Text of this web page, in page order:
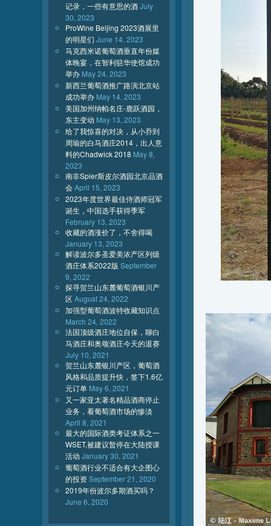
记录，一些有意思的酒July
30, 2023
ProWine Beijing 2023酒展里
的明星们 June 14, 2023
马克西米诺葡萄酒垂直年份媒
体晚宴，在智利驻华使馆成功
举办 May 24, 2023
新西兰葡萄酒推广路演北京站
成功举办 May 14, 2023
美国加州纳帕名庄-鹿跃酒园，
东主变动 May 13, 2023
给了我惊喜的对决，从小乔到
周瑜的白马酒庄2014，出人意
料的Chadwick 2018 May 8,
2023
南非Spier斯皮尔酒园北京品酒
会April 15, 2023
2023年度世界最佳侍酒师冠军
诞生，中国选手获得季军
February 13, 2023
收藏的酒涨价了，不舍得喝
January 13, 2023
解读波尔多圣爱美浓产区列级
酒庄体系2022版 September
9, 2022
探寻贺兰山东麓葡萄酒银川产
区August 24, 2022
加强型葡萄酒波特收藏知识点
March 24, 2022
法国顶级酒庄地位自保，聊白
马酒庄和奥颂酒庄今天的退赛
July 10, 2021
贺兰山东麓银川产区，葡萄酒
风格和品质提升快，签下1.6亿
元订单 May 6, 2021
又一家亚太著名精品酒商停止
业务，看葡萄酒市场的惨淡
April 8, 2021
最大的国际酒类考证体系之一
WSET,被建议暂停在大陆授课
活动 January 30, 2021
葡萄酒行业不适合有大企图心
的投资September 21, 2020
2019年份波尔多期酒买吗？
June 6, 2020